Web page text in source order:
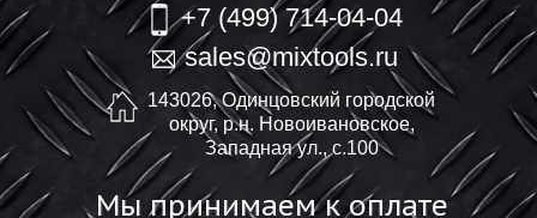
+7 (499) 714-04-04
sales@mixtools.ru
143026, Одинцовский городской
округ, р.н. Новоивановское,
Западная ул., с.100
Мы принимаем к оплате